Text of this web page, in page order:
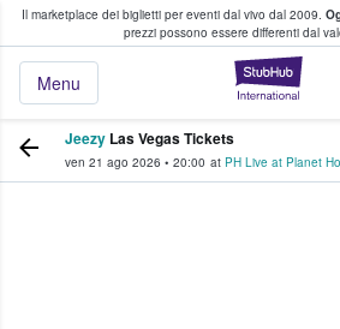
Il marketplace dei biglietti per eventi dal vivo dal 2009.
prezzi possono essere differenti dal
Menu
fan comprano e vendono
Jeezy Las Vegas Tickets
ven 21 ago 2026 • 20:00 at PH Live at Planet